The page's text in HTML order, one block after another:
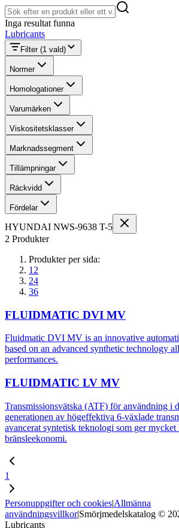
Inga resultat funna
Lubricants
Filter(1 vald)
Normer
Homologationer
Varumärken
Viskositetsklasser
Marknadssegment
Tillämpningar
Räckvidd
Fördelar
HYUNDAI NWS-9638 T-5
2 Produkter
Produkter per sida:
12
24
36
FLUIDMATIC DVI MV
Fluidmatic DVI MV is an innovative
based on an advanced synthetic technology
performances.
FLUIDMATIC LV MV
Transmissionsvätska (ATF) för användning i
generationen av högeffektiva 6-växlade
avancerat syntetisk teknologi som ger mycket
bränsleekonomi.
1
Personuppgifter och cookies|Allmänna
användningsvillkor|Smörjmedelskatalog ©
Lubricants